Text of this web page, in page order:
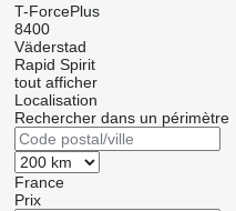
T-ForcePlus
8400
Väderstad
Rapid Spirit
tout afficher
Localisation
Rechercher dans un périmètre
France
Prix